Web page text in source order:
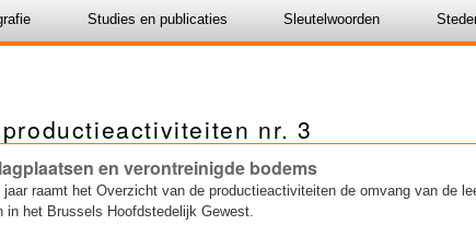
Studies en publicaties Sleutelwoorden
nr. 3
en verontreinigde bodems
jaar raamt het Overzicht van de productieactiviteiten de omvang van de
in het Brussels Hoofdstedelijk Gewest.